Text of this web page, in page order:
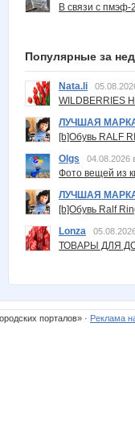
В связи с пмэф-
Популярные за
Nata.li
ЛУЧШАЯ
[b]Обувь RALF
Olgs
04.08.2026
Фото вещей из
ЛУЧШАЯ
[b]Обувь Ralf
Lonza
ТОВАРЫ ДЛЯ
порталов» · Реклама